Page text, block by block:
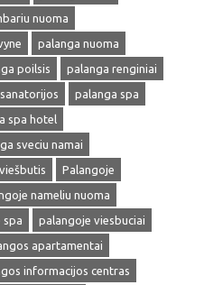
nuoma
palanga nuoma
poilsis
palanga renginiai
palanga spa
spa hotel
sveciu namai
Palangoje
nameliu nuoma
spa
palangoje viesbuciai
apartamentai
informacijos centras